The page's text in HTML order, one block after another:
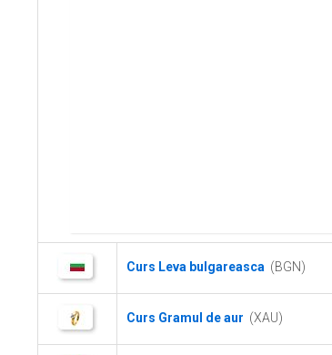
Curs Leva bulgareasca (BGN)
Curs Gramul de aur (XAU)